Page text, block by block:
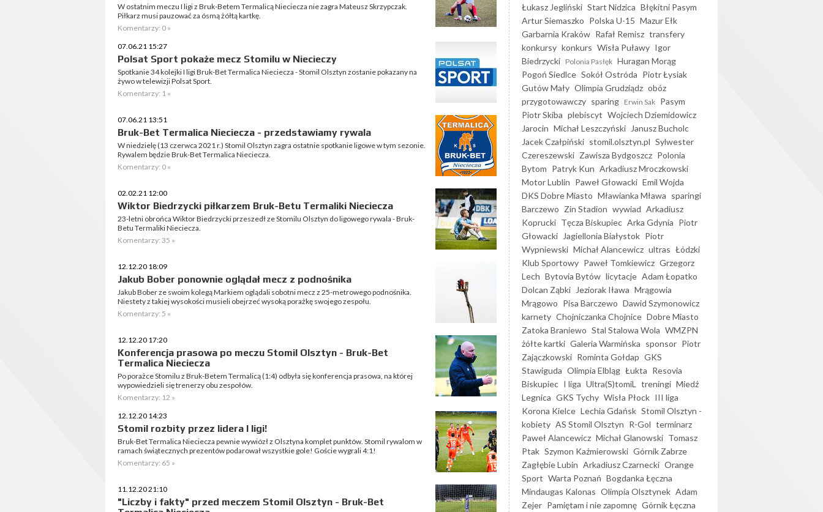
W ostatnim meczu I ligi z Bruk-Betem Termalicą Nieciecza nie zagra Mateusz Skrzypczak.
Piłkarz musi pauzować za ósmą żółtą kartkę.
Komentarzy: 0 »
07.06.21 15:27
Polsat Sport pokaże mecz Stomilu w Niecieczy
Spotkanie 34 kolejki I ligi Bruk-Bet Termalica Nieciecza - Stomil Olsztyn zostanie pokazany na
żywo w telewizji Polsat Sport.
Komentarzy: 1 »
07.06.21 13:51
Bruk-Bet Termalica Nieciecza - przedstawiamy rywala
W niedzielę (13 czerwca 2021 r.) Stomil Olsztyn zagra ostatnie spotkanie ligowe w tym sezonie.
Rywalem będzie Bruk-Bet Termalica Nieciecza.
Komentarzy: 0 »
02.02.21 12:00
Wiktor Biedrzycki piłkarzem Bruk-Betu Termaliki Nieciecza
23-letni obrońca Wiktor Biedrzycki przeszedł ze Stomilu Olsztyn do ligowego rywala - Bruk-
Betu Termaliki Nieciecza.
Komentarzy: 35 »
12.12.20 18:09
Jakub Bober ponownie oglądał mecz z podnośnika
Jakub Bober ze swoim kolegą Markiem oglądali sobotni mecz z 25-metrowego podnośnika.
Niestety z takiej wysokości musieli obejrzeć wysoką porażkę swojego zespołu.
Komentarzy: 5 »
12.12.20 17:20
Konferencja prasowa po meczu Stomil Olsztyn - Bruk-Bet
Termalica Nieciecza
Po porażce Stomilu z Bruk-Betem Termalicą (1:4) odbyła się konferencja prasowa, na której
wypowiedzieli się trenerzy obu zespołów.
Komentarzy: 12 »
12.12.20 14:23
Stomil rozbity przez lidera I ligi!
Bruk-Bet Termalica Nieciecza pewnie wywiózł z Olsztyna komplet punktów. Stomil rywalom w
ramach świątecznych prezentów podarował wszystkie gole! Goście wygrali 4:1!
Komentarzy: 65 »
11.12.20 21:10
"Liczby i fakty" przed meczem Stomil Olsztyn - Bruk-Bet
Łukasz Jegliński Start Nidzica Błękitni Pasym
Artur Siemaszko Polska U-15 Mazur Ełk
Garbarnia Kraków Rafał Remisz transfery
konkursy konkurs Wisła Puławy Igor
Biedrzycki Polonia Pasłęk Huragan Morąg
Pogoń Siedlce Sokół Ostróda Piotr Łysiak
Gutów Mały Olimpia Grudziądz obóz
przygotowawczy sparing Erwin Sak Pasym
Piotr Skiba plebiscyt Wojciech Dziemidowicz
Jarocin Michał Leszczyński
Janusz Bucholc
Jacek Czałpiński stomil.olsztyn.pl Sylwester
Czereszewski Zawisza Bydgoszcz Polonia
Bytom Patryk Kun Arkadiusz Mroczkowski
Motor Lublin Paweł Głowacki Emil Wojda
DKS Dobre Miasto Mławianka Mława sparingi
Barczewo Zin Stadion wywiad Arkadiusz
Koprucki Tęcza Biskupiec Arka Gdynia Piotr
Głowacki
Jagiellonia Białystok Piotr
Wypniewski Michał Alancewicz ultras Łódzki
Klub Sportowy Paweł Tomkiewicz Grzegorz
Lech Bytovia Bytów licytacje Adam Łopatko
Dolcan Ząbki
Jeziorak Iława Mrągowia
Mrągowo Pisa Barczewo Dawid Szymonowicz
karnety Chojniczanka Chojnice Dobre Miasto
Zatoka Braniewo Stal Stalowa Wola WMZPN
żółte kartki Galeria Warmińska sponsor Piotr
Zajączkowski Rominta Gołdap GKS
Stawiguda Olimpia Elbląg Łukta Resovia
Biskupiec I liga Ultra(S)tomiL treningi Miedź
Legnica GKS Tychy Wisła Płock III liga
Korona Kielce Lechia Gdańsk Stomil Olsztyn -
kobiety AS Stomil Olsztyn R-Gol terminarz
Paweł Alancewicz Michał Glanowski Tomasz
Ptak Szymon Kaźmierowski Górnik Zabrze
Zagłębie Lubin Arkadiusz Czarnecki Orange
Sport Warta Poznań Bogdanka Łęczna
Mindaugas Kalonas Olimpia Olsztynek Adam
Zejer Pamiętam i nie zapomnę Górnik Łęczna